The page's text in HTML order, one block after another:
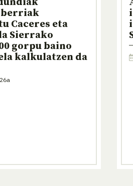
berriak
Caceres eta
Sierrako
gorpu baino
kalkulatzen da